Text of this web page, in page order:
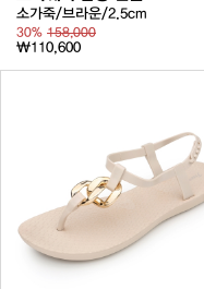
소가죽/브라운/2.5cm
30% 158,000
₩110,600